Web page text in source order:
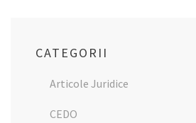
CATEGORII
Articole Juridice
CEDO